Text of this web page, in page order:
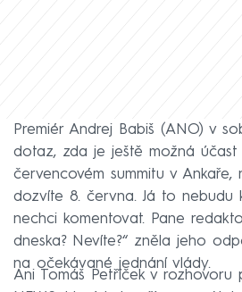
Premiér Andrej Babiš (ANO) v
dotaz, zda je ještě možná
červencovém summitu v Ankaře,
dozvíte 8. června. Já to nebudu
nechci komentovat. Pane
dneska? Nevíte?“ zněla jeho
na očekávané jednání vlády.
Ani Tomáš Petříček v rozhovoru